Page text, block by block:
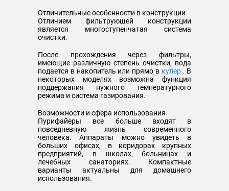
Отличительные особенности в конструкции
Отличием фильтрующей конструкции
является многоступенчатая система
очистки.
После прохождения через фильтры,
имеющие различную степень очистки, вода
подается в накопитель или прямо в кулер. В
некоторых моделях возможна функция
поддержания нужного температурного
режима и система газирования.
Возможности и сфера использования
Пурифайеры все больше входят в
повседневную жизнь современного
человека. Аппараты можно увидеть в
больших офисах, в коридорах крупных
предприятий, в школах, больницах и
лечебных санаториях. Компактные
варианты актуальны для домашнего
использования.